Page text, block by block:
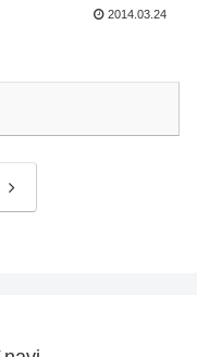
2014.03.24
次